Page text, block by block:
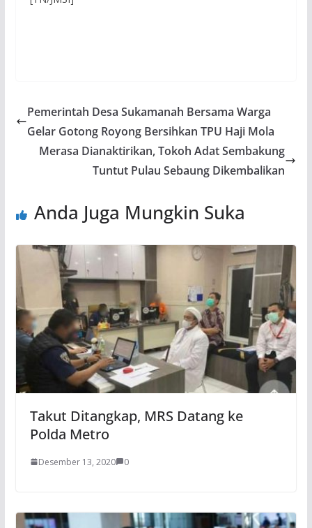
Pemerintah Desa Sukamanah Bersama Warga
Gelar Gotong Royong Bersihkan TPU Haji Mola
Merasa Dianaktirikan, Tokoh Adat Sembakung
Tuntut Pulau Sebaung Dikembalikan
Anda Juga Mungkin Suka
Takut Ditangkap, MRS Datang ke
Polda Metro
Desember 13, 2020 0